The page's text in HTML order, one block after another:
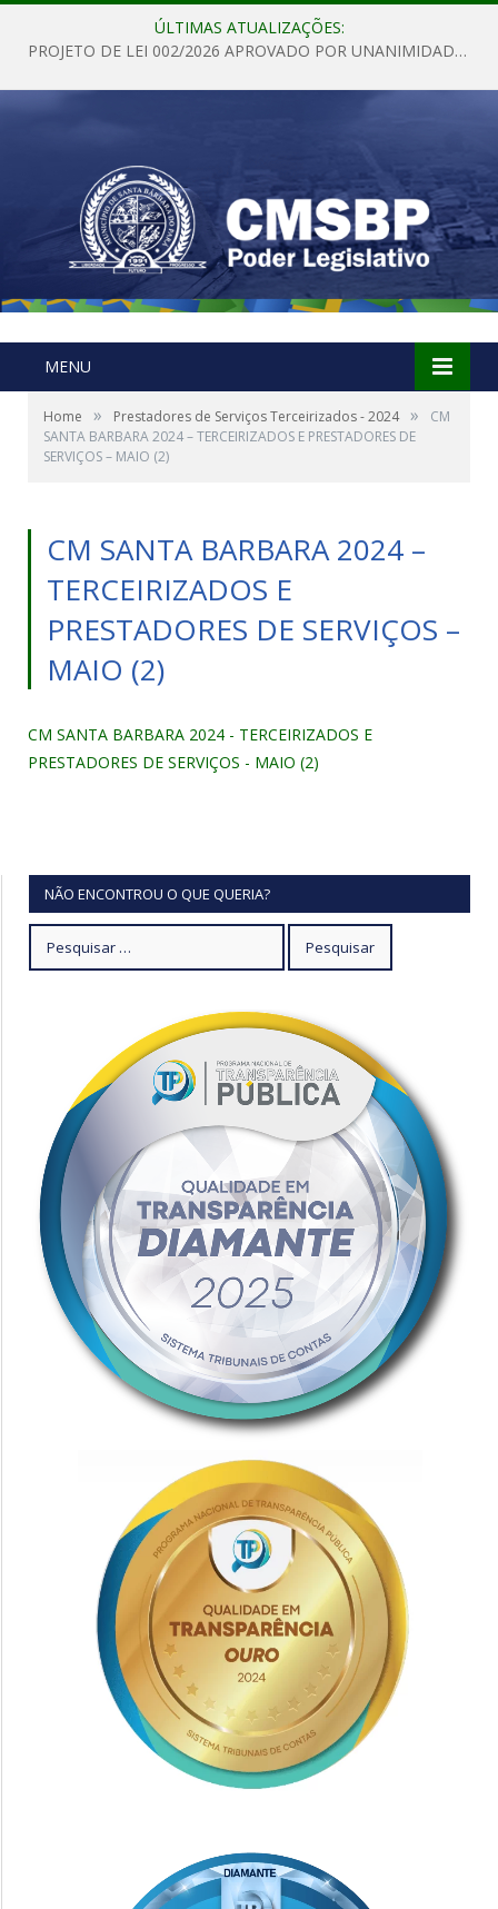
ÚLTIMAS ATUALIZAÇÕES:
PROJETO DE LEI 002/2026 APROVADO POR UNANIMIDADE EM SESSÃO ORDINÁRIA NESTA QUINTA – FEIRA 28 DE MAIO DE 2026
MENU
Home » Prestadores de Serviços Terceirizados - 2024 »
CM
SANTA BARBARA 2024 – TERCEIRIZADOS E PRESTADORES DE
SERVIÇOS – MAIO (2)
CM SANTA BARBARA 2024 –
TERCEIRIZADOS E
PRESTADORES DE SERVIÇOS –
MAIO (2)
CM SANTA BARBARA 2024 - TERCEIRIZADOS E
PRESTADORES DE SERVIÇOS - MAIO (2)
NÃO ENCONTROU O QUE QUERIA?